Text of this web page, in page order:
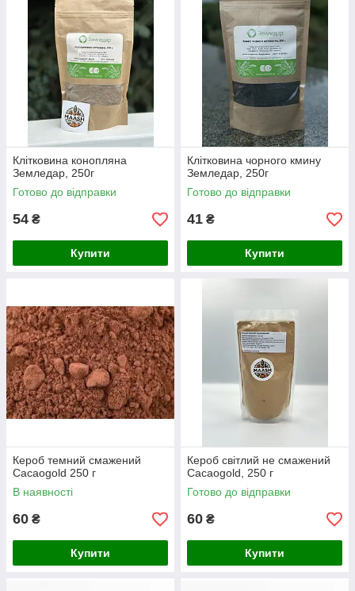
Клітковина конопляна
Земледар, 250г
Готово до відправки
54 ₴
Купити
Клітковина чорного кмину
Земледар, 250г
Готово до відправки
41 ₴
Купити
Кероб темний смажений
Cacaogold 250 г
В наявності
60 ₴
Купити
Кероб світлий не смажений
Cacaogold, 250 г
Готово до відправки
60 ₴
Купити